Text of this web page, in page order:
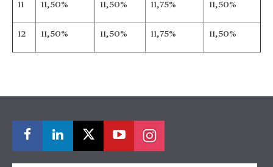
11 11,50% 11,50% 11,75% 11,50%
12 11,50% 11,50% 11,75% 11,50%